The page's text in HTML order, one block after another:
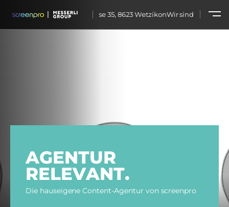
lautet: Motorenstrasse 35, 8623 WetzikonWir sind umgezogen –
AGENTUR
RELEVANT.
Die hauseigene Content-Agentur von screenpro